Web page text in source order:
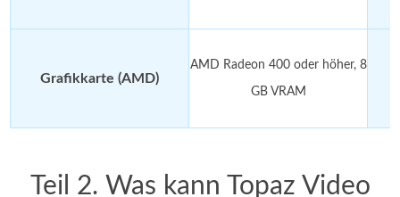
Grafikkarte (AMD)
AMD Radeon 400 oder höher, 8
GB VRAM
Teil 2. Was kann Topaz Video